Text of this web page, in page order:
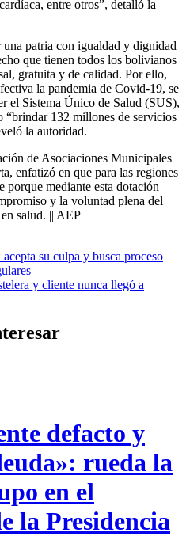
entre otros”, detalló la
patria con igualdad y dignidad
que tienen todos los bolivianos
gratuita y de calidad. Por ello,
la pandemia de Covid-19, se
el Sistema Único de Salud (SUS),
“brindar 132 millones de servicios
la autoridad.
de Asociaciones Municipales
enfatizó en que para las regiones
porque mediante esta dotación
y la voluntad plena del
salud. || AEP
su culpa y busca proceso
y cliente nunca llegó a
defacto y
rueda la
en el
la Presidencia